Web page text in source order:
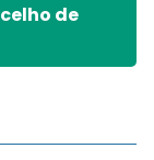
de